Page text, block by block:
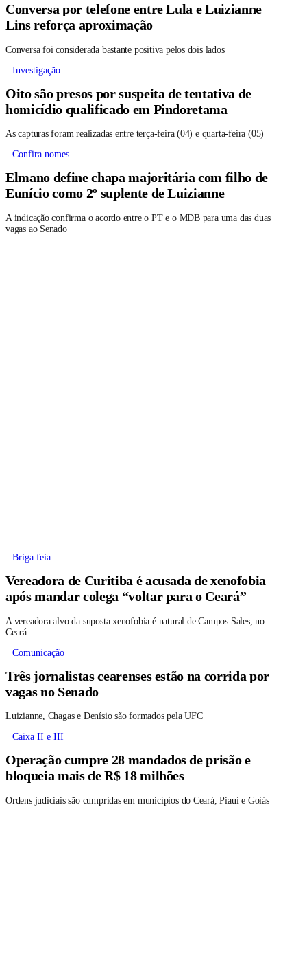
Conversa por telefone entre Lula e Luizianne
Lins reforça aproximação
Conversa foi considerada bastante positiva pelos dois lados
Investigação
Oito são presos por suspeita de tentativa de
homicídio qualificado em Pindoretama
As capturas foram realizadas entre terça-feira (04) e quarta-feira (05)
Confira nomes
Elmano define chapa majoritária com filho de
Eunício como 2º suplente de Luizianne
A indicação confirma o acordo entre o PT e o MDB para uma das duas
vagas ao Senado
Briga feia
Vereadora de Curitiba é acusada de xenofobia
após mandar colega “voltar para o Ceará”
A vereadora alvo da suposta xenofobia é natural de Campos Sales, no
Ceará
Comunicação
Três jornalistas cearenses estão na corrida por
vagas no Senado
Luizianne, Chagas e Denísio são formados pela UFC
Caixa II e III
Operação cumpre 28 mandados de prisão e
bloqueia mais de R$ 18 milhões
Ordens judiciais são cumpridas em municípios do Ceará, Piauí e Goiás